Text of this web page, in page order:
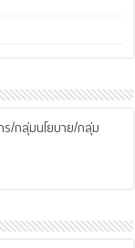
ร/กลุ่มนโยบาย/กลุ่ม